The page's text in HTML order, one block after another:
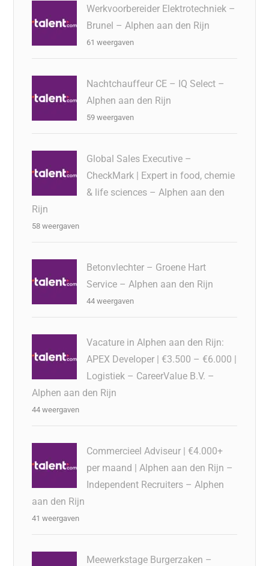
Werkvoorbereider Elektrotechniek –
Brunel – Alphen aan den Rijn
61 weergaven
Nachtchauffeur CE – IQ Select –
Alphen aan den Rijn
59 weergaven
Global Sales Executive –
CheckMark | Expert in food, chemie
& life sciences – Alphen aan den
Rijn
58 weergaven
Betonvlechter – Groene Hart
Service – Alphen aan den Rijn
44 weergaven
Vacature in Alphen aan den Rijn:
APEX Developer | €3.500 – €6.000 |
Logistiek – CareerValue B.V. –
Alphen aan den Rijn
44 weergaven
Commercieel Adviseur | €4.000+
per maand | Alphen aan den Rijn –
Independent Recruiters – Alphen
aan den Rijn
41 weergaven
Meewerkstage Burgerzaken –